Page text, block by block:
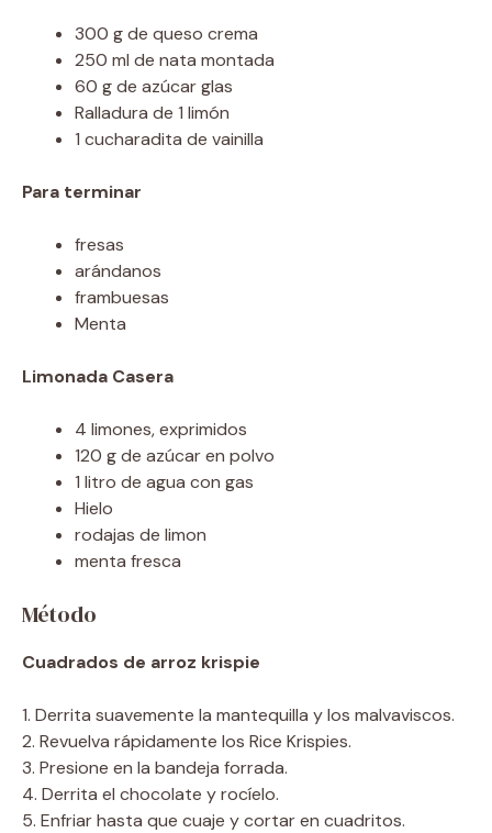
300 g de queso crema
250 ml de nata montada
60 g de azúcar glas
Ralladura de 1 limón
1 cucharadita de vainilla
Para terminar
fresas
arándanos
frambuesas
Menta
Limonada Casera
4 limones, exprimidos
120 g de azúcar en polvo
1 litro de agua con gas
Hielo
rodajas de limon
menta fresca
Método
Cuadrados de arroz krispie
1. Derrita suavemente la mantequilla y los malvaviscos.
2. Revuelva rápidamente los Rice Krispies.
3. Presione en la bandeja forrada.
4. Derrita el chocolate y rocíelo.
5. Enfriar hasta que cuaje y cortar en cuadritos.